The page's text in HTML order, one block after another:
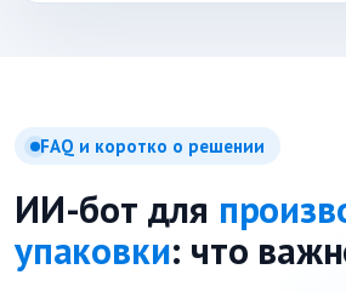
FAQ и коротко о решении
ИИ-бот для
упаковки: что